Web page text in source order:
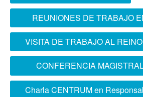
REUNIONES DE TRABAJO
FRANCIA
VISITA DE TRABAJO AL
CONFERENCIA
ACCIÓN CONJUNTA EN
Charla CENTRUM en